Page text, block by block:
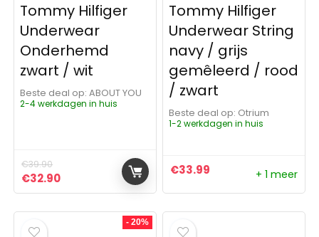
Tommy Hilfiger
Underwear
Onderhemd
zwart / wit
Beste deal op:
ABOUT YOU
2-4 werkdagen in huis
€39.90
Oorspronkelijke prijs was: €39.90.
€32.90Huidige prijs is: €32.90.
Tommy Hilfiger
Underwear String
navy / grijs
gemêleerd / rood
/ zwart
Beste deal op:
Otrium
1-2 werkdagen in huis
€33.99 + 1 meer
- 20%